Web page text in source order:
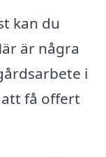
kan du
är några
i
få offert